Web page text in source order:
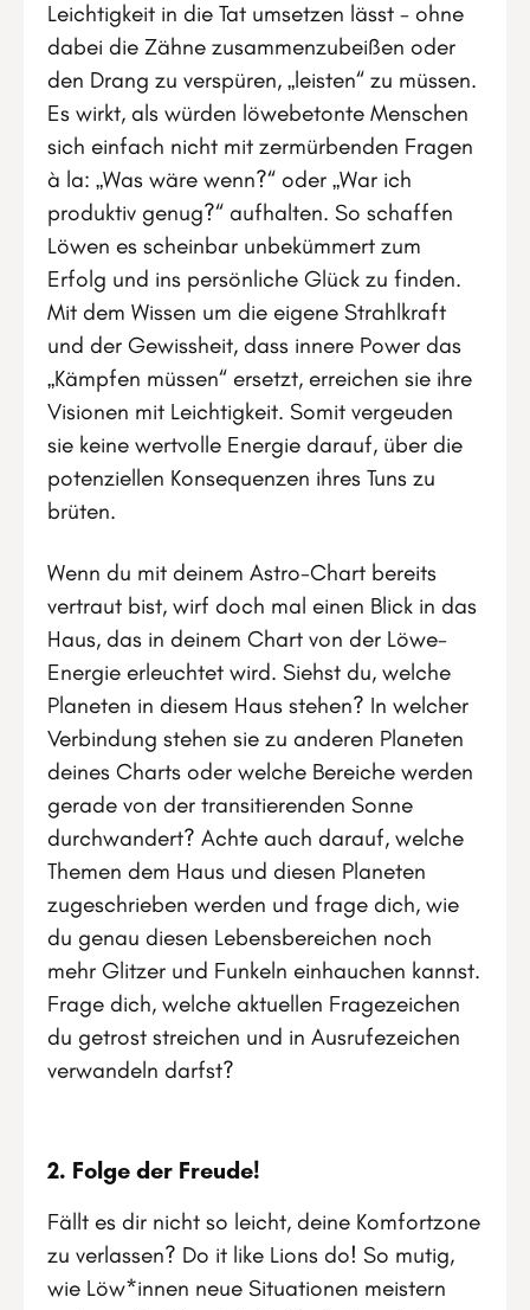
Leichtigkeit in die Tat umsetzen lässt - ohne
dabei die Zähne zusammenzubeißen oder
den Drang zu verspüren, „leisten“ zu müssen.
Es wirkt, als würden löwebetonte Menschen
sich einfach nicht mit zermürbenden Fragen
à la: „Was wäre wenn?“ oder „War ich
produktiv genug?“ aufhalten. So schaffen
Löwen es scheinbar unbekümmert zum
Erfolg und ins persönliche Glück zu finden.
Mit dem Wissen um die eigene Strahlkraft
und der Gewissheit, dass innere Power das
„Kämpfen müssen“ ersetzt, erreichen sie ihre
Visionen mit Leichtigkeit. Somit vergeuden
sie keine wertvolle Energie darauf, über die
potenziellen Konsequenzen ihres Tuns zu
brüten.
Wenn du mit deinem Astro-Chart bereits
vertraut bist, wirf doch mal einen Blick in das
Haus, das in deinem Chart von der Löwe-
Energie erleuchtet wird. Siehst du, welche
Planeten in diesem Haus stehen? In welcher
Verbindung stehen sie zu anderen Planeten
deines Charts oder welche Bereiche werden
gerade von der transitierenden Sonne
durchwandert? Achte auch darauf, welche
Themen dem Haus und diesen Planeten
zugeschrieben werden und frage dich, wie
du genau diesen Lebensbereichen noch
mehr Glitzer und Funkeln einhauchen kannst.
Frage dich, welche aktuellen Fragezeichen
du getrost streichen und in Ausrufezeichen
verwandeln darfst?
2. Folge der Freude!
Fällt es dir nicht so leicht, deine Komfortzone
zu verlassen? Do it like Lions do! So mutig,
wie Löw*innen neue Situationen meistern